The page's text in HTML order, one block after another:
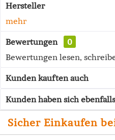
Hersteller
mehr
Bewertungen
0
Bewertungen lesen,
Kunden kauften auch
Kunden haben sich
Sicher Einkaufen